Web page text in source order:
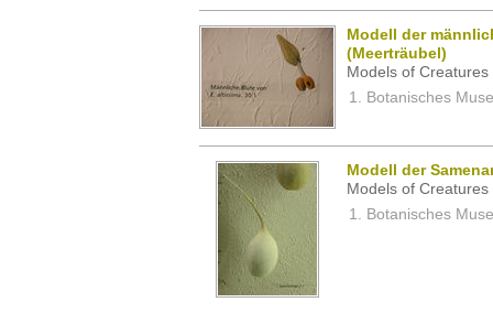
Modell der
(Meerträubel)
Models of
Botanisches
Modell der
Models of
Botanisches